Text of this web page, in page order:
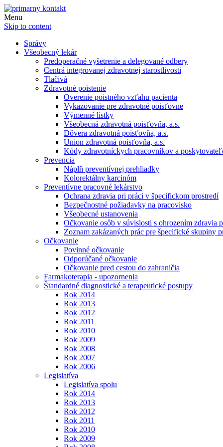
Menu
Skip to content
Správy
Všeobecný lekár
Predoperačné vyšetrenie a delegované odbery
Centrá integrovanej zdravotnej starostlivosti
Tlačivá
Zdravotné poistenie
Overenie poistného vzťahu pacienta
Vykazovanie pre zdravotné poisťovne
Výmenné lístky
Všeobecná zdravotná poisťovňa, a.s.
Dôvera zdravotná poisťovňa, a.s.
Union zdravotná poisťovňa, a.s.
Kódy zdravotníckych pracovníkov a
Prevencia
Náplň preventívnej prehliadky
Kolorektálny karcinóm
Preventívne pracovné lekárstvo
Ochrana zdravia pri práci v špecifickom prostredí
Bezpečnostné požiadavky na pracovisko
Všeobecné ustanovenia
Očkovanie osôb v súvislosti s ohrozením zdravia
Zoznam zakázaných prác pre špecifické skupiny
Očkovanie
Povinné očkovanie
Odporúčané očkovanie
Očkovanie pred cestou do zahraničia
Farmakoterapia - upozornenia
Štandardné diagnostické a terapeutické postupy
Rok 2014
Rok 2013
Rok 2012
Rok 2011
Rok 2010
Rok 2009
Rok 2008
Rok 2007
Rok 2006
Legislatíva
Legislatíva spolu
Rok 2014
Rok 2013
Rok 2012
Rok 2011
Rok 2010
Rok 2009